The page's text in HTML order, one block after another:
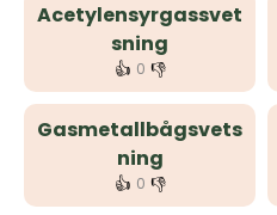
Acetylensyrgassvet
sning
👍 0 👎
Gasmetallbågsvets
ning
👍 0 👎